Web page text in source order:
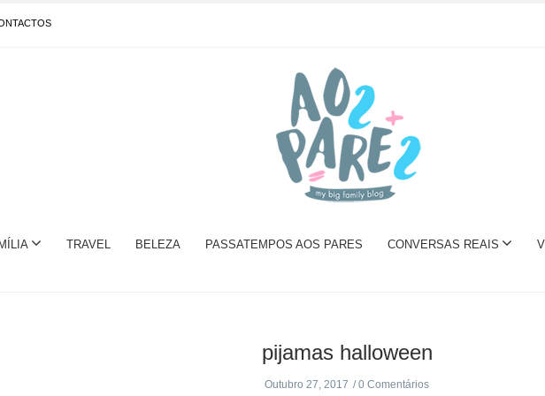
TRAVEL BELEZA PASSATEMPOS AOS PARES CONVERSAS REAIS
pijamas halloween
Outubro 27, 2017 0 Comentários